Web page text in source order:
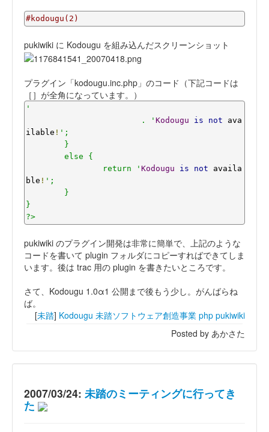
#kodougu(2)
pukiwiki に Kodougu を組み込んだスクリーンショット
プラグイン「kodougu.inc.php」のコード（下記コードは
［］が全角になっています。）
'
			. '
Kodougu is not ava
ilable ! ';
		return '
Kodougu is not availa
ble ! ';
}
?>
pukiwiki のプラグイン開発は非常に簡単で、上記のような
コードを書いて plugin フォルダにコピーすればできてしま
います。後は trac 用の plugin を書きたいところです。
さて、Kodougu 1.0α1 公開まで後もう少し。がんばらね
ば。
[未踏] Kodougu 未踏ソフトウェア創造事業 php pukiwiki
Posted by あかさた
2007/03/24: 未踏のミーティングに行ってき
た